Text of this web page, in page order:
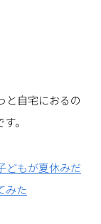
と自宅におるの
。
どもが夏休みだ
みた